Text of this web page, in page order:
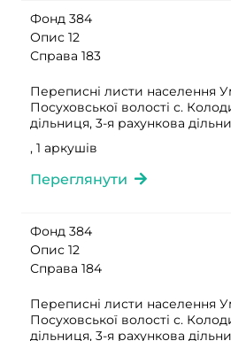
Фонд 384
Опис 12
Справа 183
Переписні листи населення
Посуховської волості с.
дільниця, 3-я рахункова
, 1 аркушів
Переглянути
Фонд 384
Опис 12
Справа 184
Переписні листи населення
Посуховської волості с.
дільниця, 3-я рахункова